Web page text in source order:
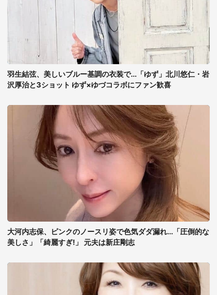
羽生結弦、美しいブルー基調の衣装で...「ゆず」北川悠仁・岩
沢厚治と3ショット ゆず×ゆづコラボにファン歓喜
大河内志保、ピンクのノースリ姿で色気ダダ漏れ...「圧倒的な
美しさ」「綺麗すぎ!」 元夫は新庄剛志